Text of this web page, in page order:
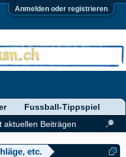
Anmelden oder registrieren
etc.
aktuellen Beiträgen
Fussball-Tippspiel